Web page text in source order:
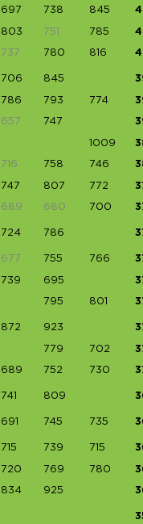
697 738 845
803 751 785
737 780 816
706 845
786 793 774
657 747
1009
716 758 746
747 807 772
689 680 700
724 786
677 755 766
739 695
795 801
872 923
779 702
689 752 730
741 809
691 745 735
715 739 715
720 769 780
834 925